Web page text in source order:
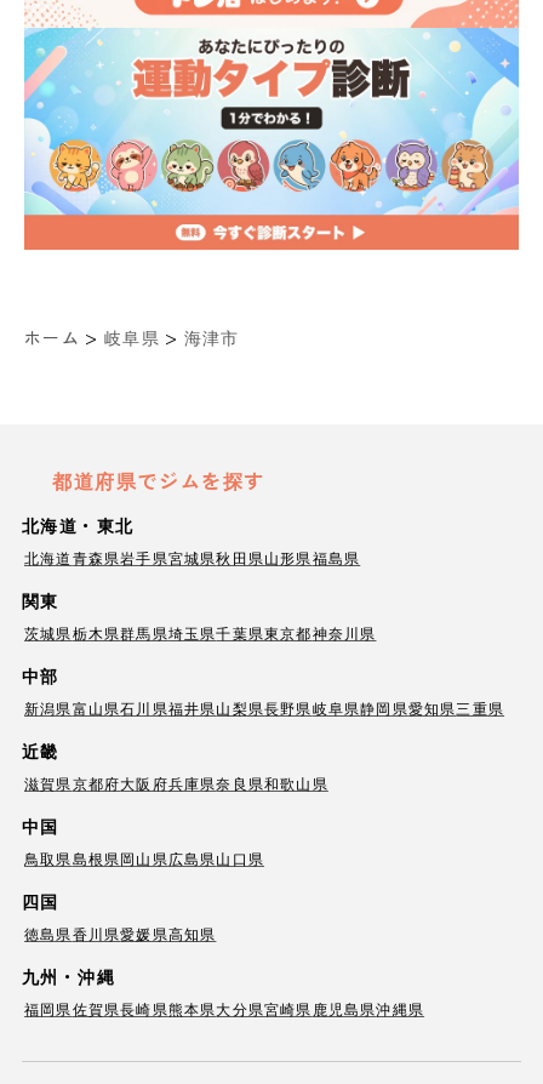
ホーム > 岐阜県 > 海津市
都道府県でジムを探す
北海道・東北
北海道青森県岩手県宮城県秋田県山形県福島県
関東
茨城県栃木県群馬県埼玉県千葉県東京都神奈川県
中部
新潟県富山県石川県福井県山梨県長野県岐阜県静岡県愛知県三重県
近畿
滋賀県京都府大阪府兵庫県奈良県和歌山県
中国
鳥取県島根県岡山県広島県山口県
四国
徳島県香川県愛媛県高知県
九州・沖縄
福岡県佐賀県長崎県熊本県大分県宮崎県 鹿児島県沖縄県